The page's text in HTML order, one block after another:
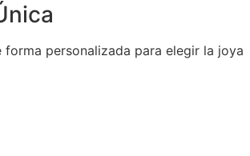
forma personalizada para elegir la joya